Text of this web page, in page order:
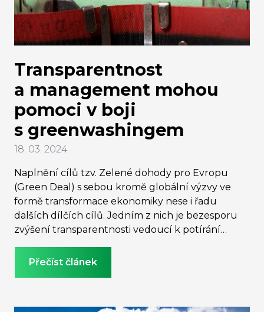
Transparentnost
a management mohou
pomoci v boji
s greenwashingem
18. 03. 2024
Naplnění cílů tzv. Zelené dohody pro Evropu
(Green Deal) s sebou kromě globální výzvy ve
formě transformace ekonomiky nese i řadu
dalších dílčích cílů. Jedním z nich je bezesporu
zvýšení transparentnosti vedoucí k potírání
Přečíst článek